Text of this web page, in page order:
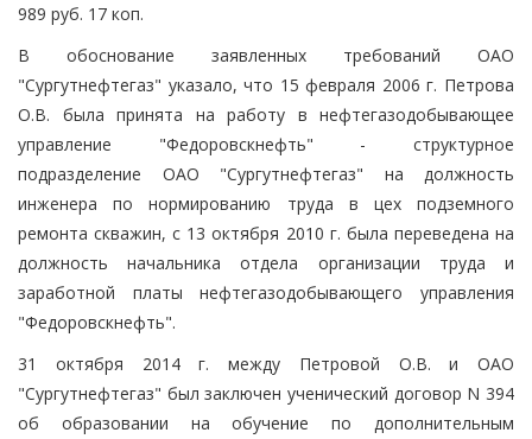
989 руб. 17 коп.
В обоснование заявленных требований ОАО
"Сургутнефтегаз" указало, что 15 февраля 2006 г. Петрова
О.В. была принята на работу в нефтегазодобывающее
управление "Федоровскнефть" - структурное
подразделение ОАО "Сургутнефтегаз" на должность
инженера по нормированию труда в цех подземного
ремонта скважин, с 13 октября 2010 г. была переведена на
должность начальника отдела организации труда и
заработной платы нефтегазодобывающего управления
"Федоровскнефть".
31 октября 2014 г. между Петровой О.В. и ОАО
"Сургутнефтегаз" был заключен ученический договор N 394
об образовании на обучение по дополнительным